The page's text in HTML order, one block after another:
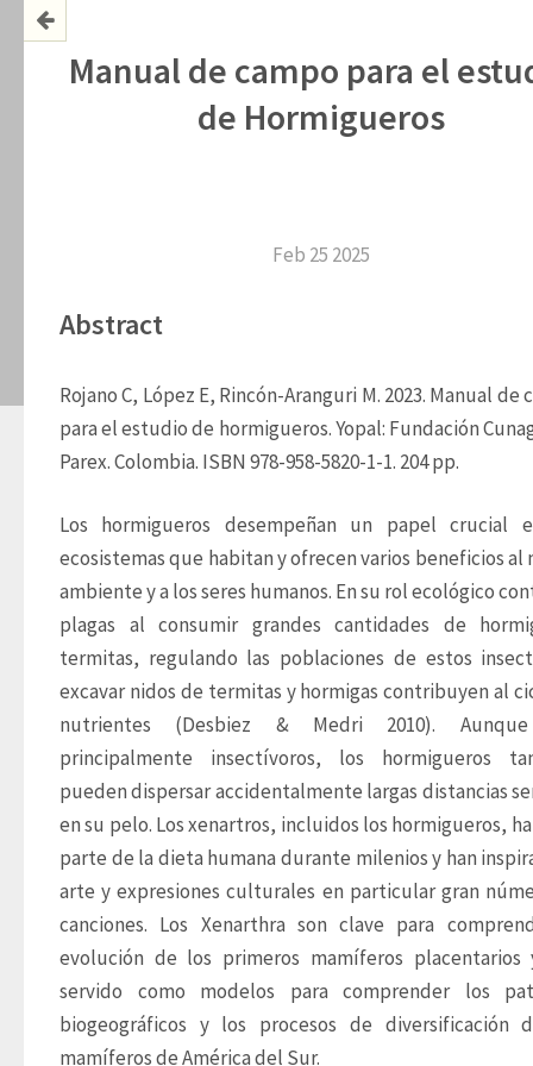
Manual de campo para el
de Hormigueros
Feb 25 2025
Abstract
Rojano C, López E, Rincón-Aranguri M. 2023. Manual de
para el estudio de hormigueros. Yopal: Fundación
Parex. Colombia. ISBN 978-958-5820-1-1. 204 pp.
Los hormigueros desempeñan un papel crucial
ecosistemas que habitan y ofrecen varios beneficios al
ambiente y a los seres humanos. En su rol ecológico
plagas al consumir grandes cantidades de
termitas, regulando las poblaciones de estos
excavar nidos de termitas y hormigas contribuyen al
nutrientes (Desbiez & Medri 2010).
principalmente insectívoros, los hormigueros
pueden dispersar accidentalmente largas distancias
en su pelo. Los xenartros, incluidos los hormigueros,
parte de la dieta humana durante milenios y han
arte y expresiones culturales en particular gran
canciones. Los Xenarthra son clave para
evolución de los primeros mamíferos placentarios
servido como modelos para comprender los
biogeográficos y los procesos de diversificación
mamíferos de América del Sur.